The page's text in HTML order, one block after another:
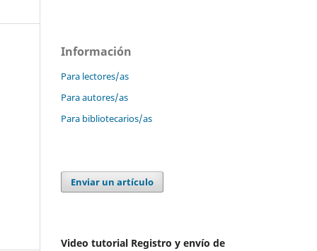
Información
Para lectores/as
Para autores/as
Para bibliotecarios/as
Enviar un artículo
Video tutorial Registro y envío de